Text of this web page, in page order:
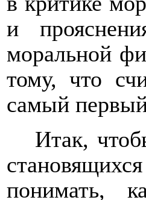
и
моральной
тому, что
самый
Итак,
понимать,